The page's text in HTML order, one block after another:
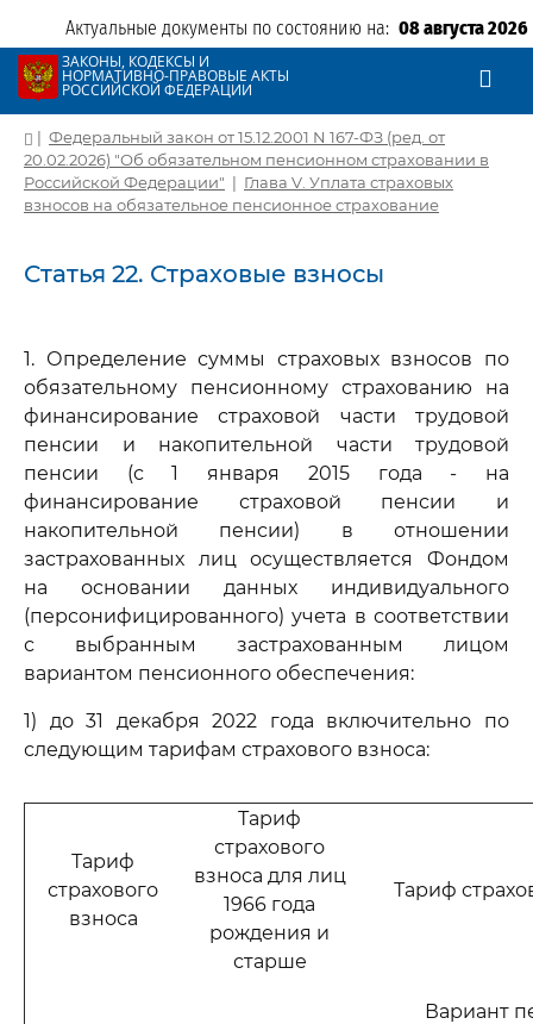
Актуальные документы по состоянию на: 08 августа 2026
ЗАКОНЫ, КОДЕКСЫ И
НОРМАТИВНО-ПРАВОВЫЕ АКТЫ
РОССИЙСКОЙ ФЕДЕРАЦИИ
| Федеральный закон от 15.12.2001 N 167-ФЗ (ред. от
20.02.2026) "Об обязательном пенсионном страховании в
Российской Федерации" | Глава V. Уплата страховых
взносов на обязательное пенсионное страхование
Статья 22. Страховые взносы
1. Определение суммы страховых взносов по
обязательному пенсионному страхованию на
финансирование страховой части трудовой
пенсии и накопительной части трудовой
пенсии (с 1 января 2015 года - на
финансирование страховой пенсии и
накопительной пенсии) в отношении
застрахованных лиц осуществляется Фондом
на основании данных индивидуального
(персонифицированного) учета в соответствии
с выбранным застрахованным лицом
вариантом пенсионного обеспечения:
1) до 31 декабря 2022 года включительно по
следующим тарифам страхового взноса:
Тариф
страхового
взноса
Тариф
страхового
взноса для лиц
1966 года
рождения и
старше
Тариф
Вариант